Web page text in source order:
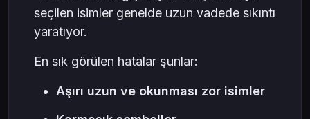
seçilen isimler genelde uzun vadede sıkıntı
yaratıyor.
En sık görülen hatalar şunlar:
Aşırı uzun ve okunması zor isimler